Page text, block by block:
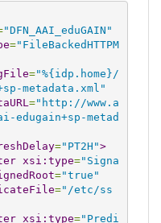
"DFN_AAI_eduGAIN"
="FileBackedHTTPM
="%{idp.home}/
metadata.xml"
="http://www.a
edugain+sp-metad
="PT2H">
xsi:type="Signa
="true"
="/etc/ss
xsi:type="Predi